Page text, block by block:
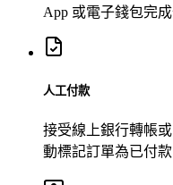
App 或電子錢包完成
人工付款
接受線上銀行轉帳
動標記訂單為已付款